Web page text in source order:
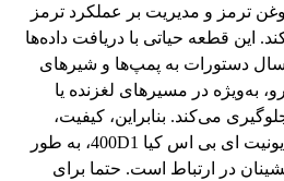
ترمز و مدیریت بر عملکرد ترمز
این قطعه حیاتی با دریافت داده‌ها
دستورات به پمپ‌ها و شیرهای
به‌ویژه در مسیرهای لغزنده یا
می‌کند. بنابراین، کیفیت،
اصالت و عملکرد بی‌نقص یونیت ای بی اس کیا 400D1، به طور
در ارتباط است. حتما برای